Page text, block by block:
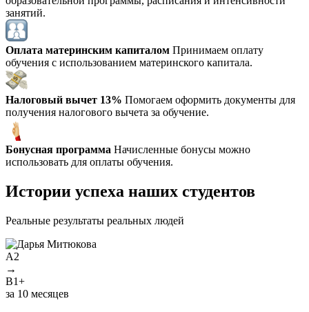
занятий.
Оплата материнским капиталом Принимаем оплату
обучения с использованием материнского капитала.
Налоговый вычет 13% Помогаем оформить документы для
получения налогового вычета за обучение.
Бонусная программа Начисленные бонусы можно
использовать для оплаты обучения.
Истории успеха наших студентов
Реальные результаты реальных людей
A2
→
B1+
за 10 месяцев